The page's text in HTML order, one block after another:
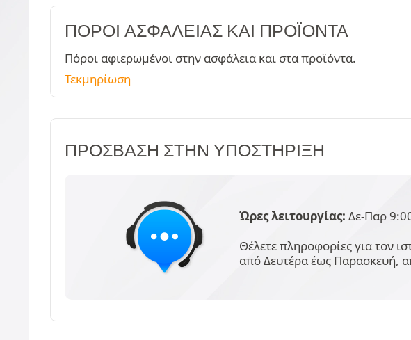
ΠΌΡΟΙ ΑΣΦΑΛΕΊΑΣ ΚΑΙ ΠΡΟΪΌΝΤΑ
Πόροι αφιερωμένοι στην ασφάλεια και στα προϊόντα.
Τεκμηρίωση
ΠΡΌΣΒΑΣΗ ΣΤΗΝ ΥΠΟΣΤΉΡΙΞΗ
Ώρες λειτουργίας: Δε-Παρ
Θέλετε πληροφορίες για τον
από Δευτέρα έως Παρασκευή,